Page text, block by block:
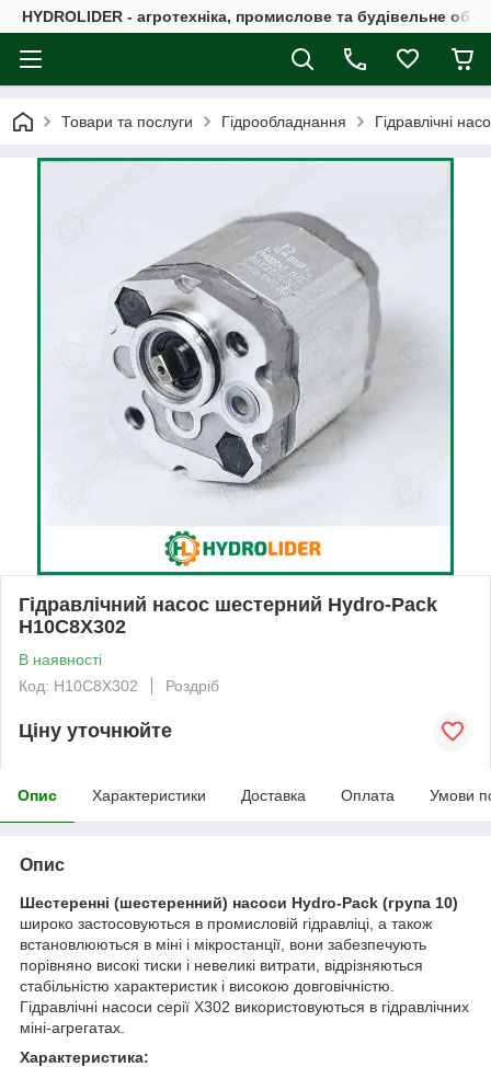
HYDROLIDER - агротехніка, промислове та будівельне
Товари та послуги Гідрообладнання Гідравлічні
Гідравлічний насос шестерний Hydro-Pack
H10C8X302
В наявності
Код: H10C8X302
Роздріб
Ціну уточнюйте
Опис Характеристики Доставка Оплата Умови
Опис
Шестеренні (шестеренний) насоси Hydro-Pack (група 10)
широко застосовуються в промисловій гідравліці, а також
встановлюються в міні і мікростанції, вони забезпечують
порівняно високі тиски і невеликі витрати, відрізняються
стабільністю характеристик і високою довговічністю.
Гідравлічні насоси серії X302 використовуються в гідравлічних
міні-агрегатах.
Характеристика: